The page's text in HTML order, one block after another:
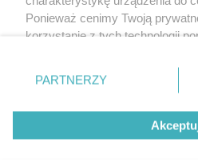
O nas
Ponieważ cenimy Twoją
korzystanie z tych technologii
zmienić/wycofać klikając
znajdujący się w lewym dolnym
rodzaje przetwarzania danych
użytkownika, ale masz prawo
przetwarzaniu. Preferencje
PARTNERZY